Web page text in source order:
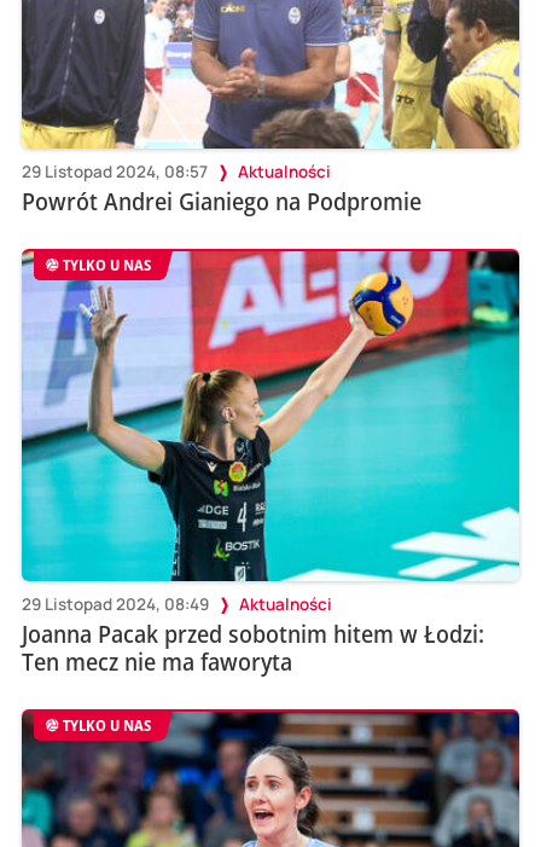
29 Listopad 2024, 08:57 Aktualności
Powrót Andrei Gianiego na Podpromie
TYLKO U NAS
29 Listopad 2024, 08:49 Aktualności
Joanna Pacak przed sobotnim hitem w Łodzi:
Ten mecz nie ma faworyta
TYLKO U NAS